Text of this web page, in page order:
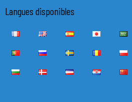
Langues disponibles